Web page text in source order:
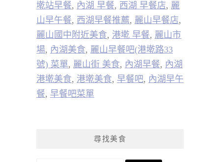
墘站早餐, 內湖 早餐, 西湖 早餐店, 麗
山早午餐, 西湖早餐推薦, 麗山早餐店,
麗山國中附近美食, 港墘 早餐, 麗山市
場, 內湖美食, 麗山早餐吧(港墘路33
號) 菜單, 麗山街 美食, 內湖早餐, 內湖
港墘美食, 港墘美食, 早餐吧, 內湖早午
餐, 早餐吧菜單
尋找美食